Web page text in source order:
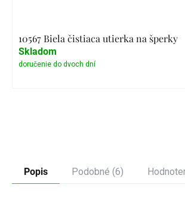
10567 Biela čistiaca utierka na šperky
Skladom
Popis Podobné (6)